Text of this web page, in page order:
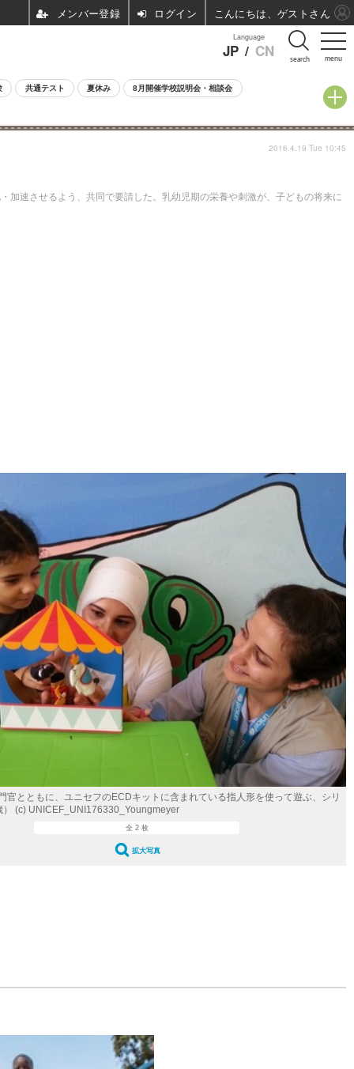
menu
Language
JP / CN search
共通テスト 夏休み 8月開催学校説明会・相談会
速させるよう、共同で要請した。乳幼児期の栄養や刺激が、子どもの将来に
2016.4.19 Tue 10:45
官とともに、ユニセフのECDキットに含まれている指人形を使って遊ぶ、シリ
） (c) UNICEF_UNI176330_Youngmeyer
全 2 枚
拡大写真
ログイン こんにちは、ゲストさん